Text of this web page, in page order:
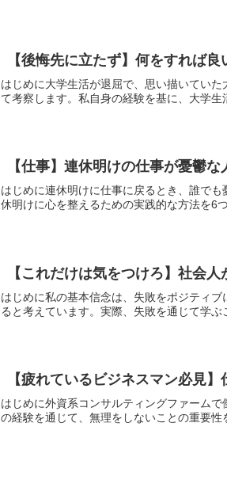
【後悔先に立たず】何をすれば
はじめに大学生活が退屈で、思い描いてい
て考察します。私自身の経験を基に、大学
【仕事】連休明けの仕事が憂鬱
はじめに連休明けに仕事に戻るとき、誰で
休明けに心を整えるための実践的な方法を6
【これだけは気をつけろ】社会
はじめに私の基本信念は、失敗をポジティ
ると考えています。実際、失敗を通じて学
【疲れているビジネスマン必見
はじめに外資系コンサルティングファーム
の経験を通じて、無理をしないことの重要